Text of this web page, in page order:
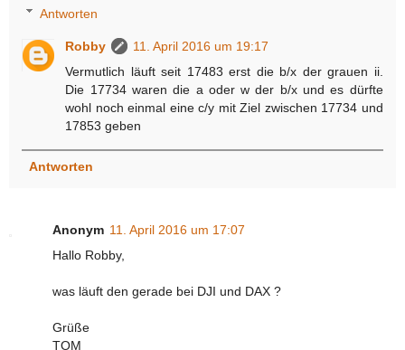
Antworten
Robby
11. April 2016 um 19:17
Vermutlich läuft seit 17483 erst die b/x der grauen ii.
Die 17734 waren die a oder w der b/x und es dürfte
wohl noch einmal eine c/y mit Ziel zwischen 17734 und
17853 geben
Antworten
Anonym 11. April 2016 um 17:07
Hallo Robby,
was läuft den gerade bei DJI und DAX ?
Grüße
TOM